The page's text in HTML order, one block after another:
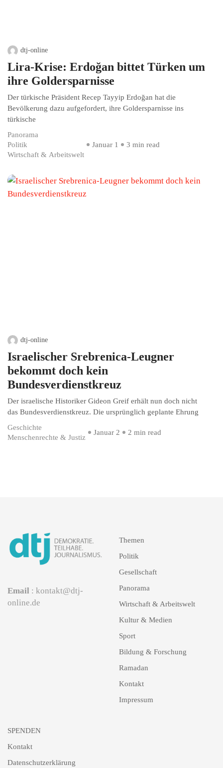
dtj-online
Lira-Krise: Erdoğan bittet Türken um
ihre Goldersparnisse
Der türkische Präsident Recep Tayyip Erdoğan hat die
Bevölkerung dazu aufgefordert, ihre Goldersparnisse ins
türkische
Panorama
Politik
Wirtschaft & Arbeitswelt
Januar 1 3 min read
dtj-online
Israelischer Srebrenica-Leugner
bekommt doch kein
Bundesverdienstkreuz
Der israelische Historiker Gideon Greif erhält nun doch nicht
das Bundesverdienstkreuz. Die ursprünglich geplante Ehrung
Geschichte
Menschenrechte & Justiz
Januar 2 2 min read
Email : kontakt@dtj-
online.de
Themen
Politik
Gesellschaft
Panorama
Wirtschaft & Arbeitswelt
Kultur & Medien
Sport
Bildung & Forschung
Ramadan
Kontakt
Impressum
SPENDEN
Kontakt
Datenschutzerklärung